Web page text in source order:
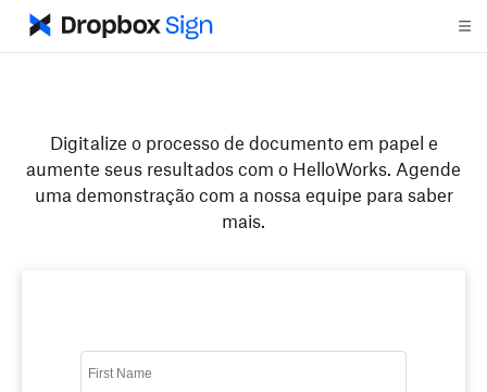
Digitalize o processo de documento em papel e
aumente seus resultados com o HelloWorks. Agende
uma demonstração com a nossa equipe para saber
mais.